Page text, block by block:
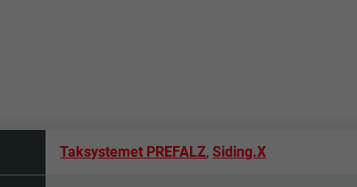
Taksystemet PREFALZ,Siding.X